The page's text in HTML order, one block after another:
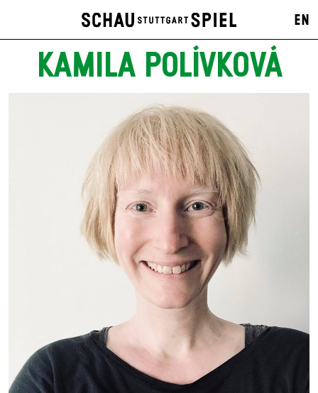
EN
KAMILA POLÍVKOVÁ